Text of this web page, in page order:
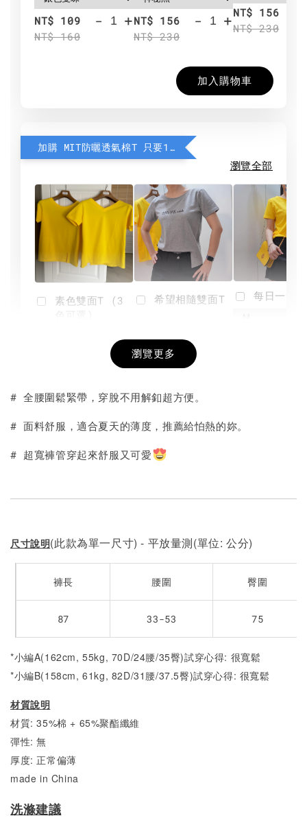
NT$ 109
NT$ 160
- +NT$ 156
NT$ 230
- +NT$ 156
NT$ 230
加入購物車
加購 MIT防曬透氣棉T 只要190元
瀏覽全部
素色雙面T (3
+
希望相隨雙面T
NT$ 190
-
每日一笑
瀏覽更多
# 全腰圍鬆緊帶，穿脫不用解釦超方便。
# 面料舒服，適合夏天的薄度，推薦給怕熱的妳。
# 超寬褲管穿起來舒服又可愛
尺寸說明(此款為單一尺寸) - 平放量測(單位: 公分)
褲長 腰圍 臀圍
87 33-53 75
*小編A(162cm, 55kg, 70D/24腰/35臀)試穿心得: 很寬鬆
*小編B(158cm, 61kg, 82D/31腰/37.5臀)試穿心得: 很寬鬆
材質說明
材質: 35%棉 + 65%聚酯纖維
彈性: 無
厚度: 正常偏薄
made in China
洗滌建議